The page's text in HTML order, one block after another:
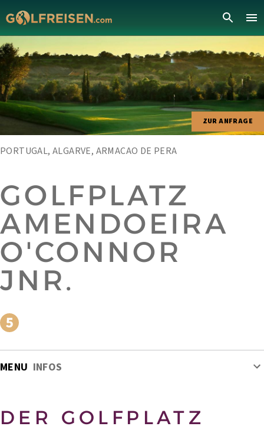
ZUR ANFRAGE
PORTUGAL, ALGARVE, ARMACAO DE PERA
GOLFPLATZ
AMENDOEIRA
O'CONNOR
JNR.
MENU INFOS
DER GOLFPLATZ